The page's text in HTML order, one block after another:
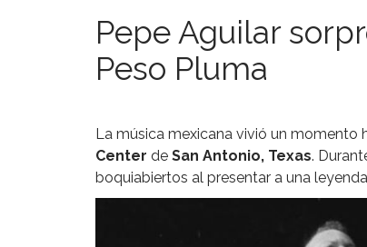
Pepe Aguilar
Peso Pluma
La música mexicana vivió un momento
Center de San Antonio, Texas.
boquiabiertos al presentar a una